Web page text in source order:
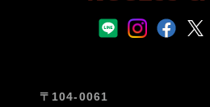
〒104-0061